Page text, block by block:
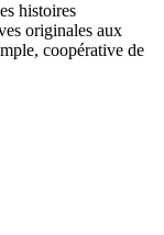
histoires
originales aux
coopérative de